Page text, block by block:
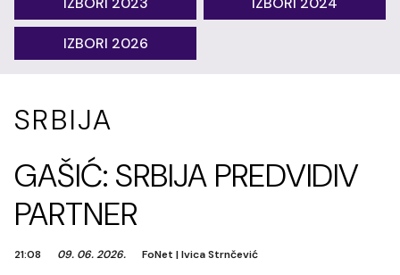
IZBORI 2026
SRBIJA
GAŠIĆ: SRBIJA PREDVIDIV
PARTNER
21:08 09. 06. 2026. FoNet |Ivica Strnčević